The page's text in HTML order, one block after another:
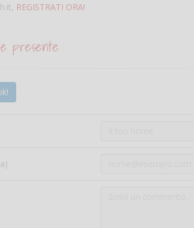
REGISTRATI ORA!
presente